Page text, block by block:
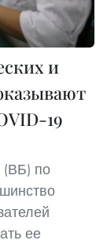
и
19
(ВБ) по
ее